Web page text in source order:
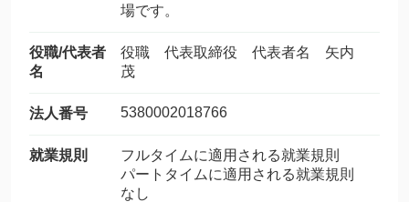
場です。
役職/代表者
名
役職 代表取締役 代表者名 矢内
茂
法人番号 5380002018766
就業規則
フルタイムに適用される就業規則
パートタイムに適用される就業規則
なし